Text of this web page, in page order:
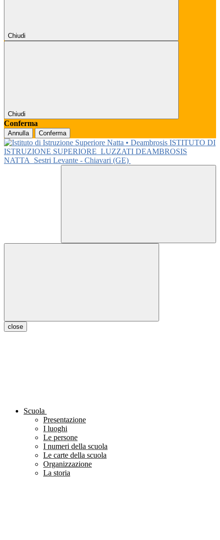
Chiudi
Chiudi
Conferma
Annulla Conferma
ISTITUTO DI
ISTRUZIONE SUPERIORE LUZZATI DEAMBROSIS
NATTA
Sestri Levante - Chiavari (GE)
close
Scuola
Presentazione
I luoghi
Le persone
I numeri della scuola
Le carte della scuola
Organizzazione
La storia